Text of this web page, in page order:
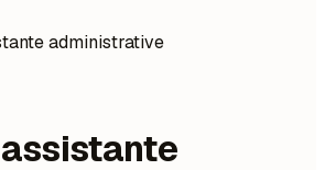
administrative